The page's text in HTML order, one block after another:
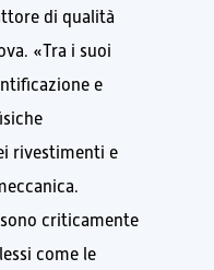
di qualità
«Tra i suoi
e
rivestimenti e
criticamente
come le